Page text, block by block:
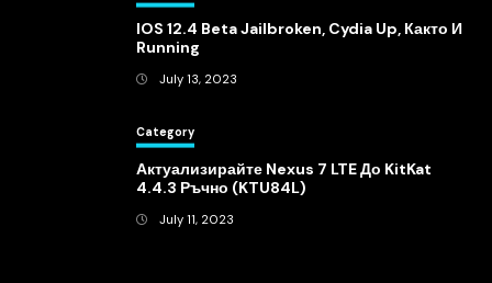
IOS 12.4 Beta Jailbroken, Cydia Up, Както И
Running
July 13, 2023
Category
Актуализирайте Nexus 7 LTE До KitKat
4.4.3 Ръчно (KTU84L)
July 11, 2023